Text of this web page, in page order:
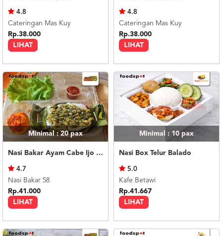
LIHAT
4.8
Cateringan Mas Kuy
Rp.38.000
LIHAT
4.8
Cateringan Mas Kuy
Rp.38.000
Minimal : 20pax
Nasi Bakar Ayam Cabe Ijo + Telor Balado
LIHAT
4.7
Nasi Bakar 58
Rp.41.000
Minimal : 10pax
Nasi Box Telur Balado
LIHAT
5.0
Kafe Betawi
Rp.41.667